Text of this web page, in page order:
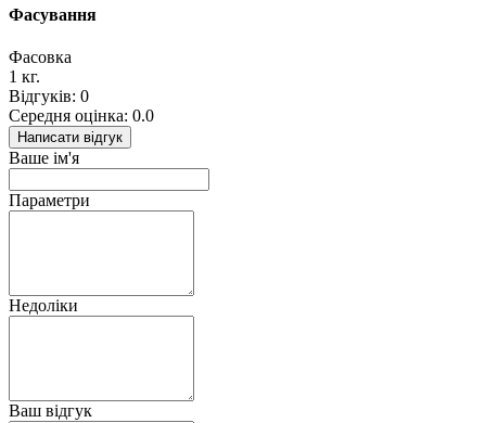
Фасування
Фасовка
1 кг.
Відгуків: 0
Середня оцінка: 0.0
Написати відгук
Ваше ім'я
Параметри
Недоліки
Ваш відгук